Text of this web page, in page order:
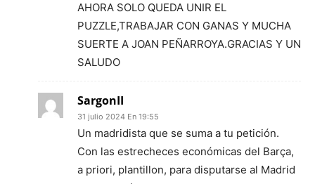
AHORA SOLO QUEDA UNIR EL
PUZZLE,TRABAJAR CON GANAS Y MUCHA
SUERTE A JOAN PEÑARROYA.GRACIAS Y UN
SALUDO
SargonII
31 julio 2024 En 19:55
Un madridista que se suma a tu petición.
Con las estrecheces económicas del Barça,
a priori, plantillon, para disputarse al Madrid